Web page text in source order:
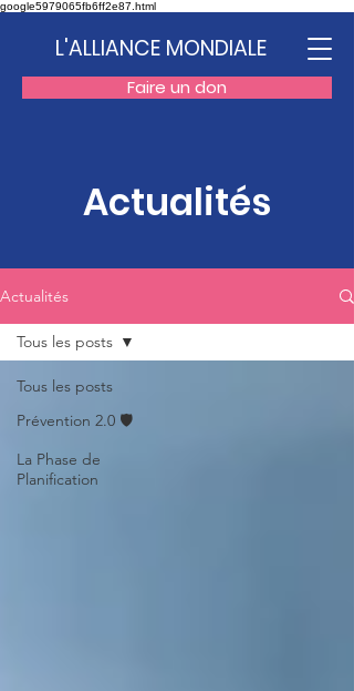
google5979065fb6ff2e87.html
Faire un don
L'ALLIANCE MONDIALE
Actualités
Actualités
Tous les posts
Prévention 2.0 🛡️
La Phase de
Planification
Tous les posts